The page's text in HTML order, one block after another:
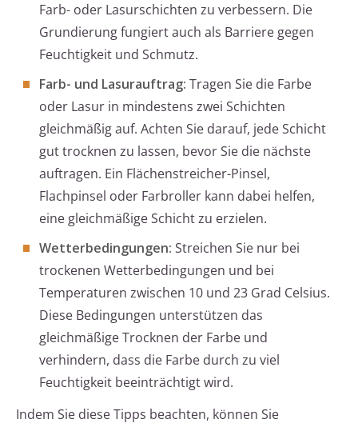
Farb- oder Lasurschichten zu verbessern. Die
Grundierung fungiert auch als Barriere gegen
Feuchtigkeit und Schmutz.
Farb- und Lasurauftrag: Tragen Sie die Farbe
oder Lasur in mindestens zwei Schichten
gleichmäßig auf. Achten Sie darauf, jede Schicht
gut trocknen zu lassen, bevor Sie die nächste
auftragen. Ein Flächenstreicher-Pinsel,
Flachpinsel oder Farbroller kann dabei helfen,
eine gleichmäßige Schicht zu erzielen.
Wetterbedingungen: Streichen Sie nur bei
trockenen Wetterbedingungen und bei
Temperaturen zwischen 10 und 23 Grad Celsius.
Diese Bedingungen unterstützen das
gleichmäßige Trocknen der Farbe und
verhindern, dass die Farbe durch zu viel
Feuchtigkeit beeinträchtigt wird.
Indem Sie diese Tipps beachten, können Sie